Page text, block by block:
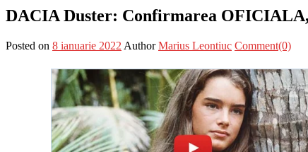
DACIA Duster: Confirmarea OFICIALA,
Posted on 8 ianuarie 2022 Author Marius Leontiuc Comment(0)